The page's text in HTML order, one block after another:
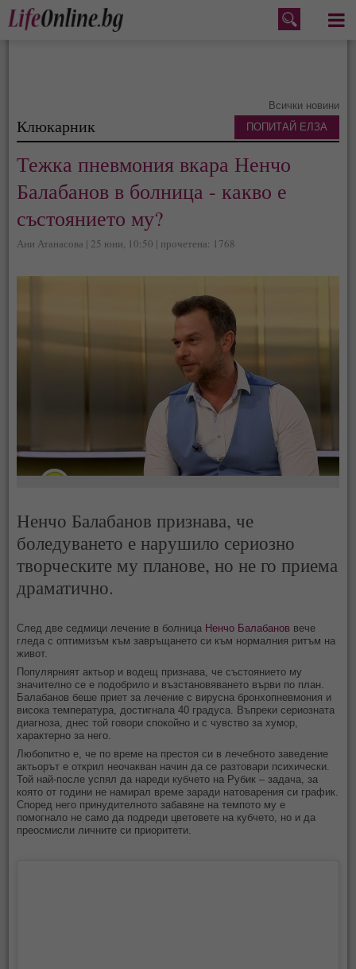
Меню
Всички новини
Клюкарник
Тежка пневмония вкара Ненчо
Балабанов в болница - какво е
състоянието му?
Ани Атанасова | 25 юни, 10:50 | прочетена: 1768
Ненчо Балабанов признава, че
боледуването е нарушило сериозно
творческите му планове, но не го приема
драматично.
След две седмици лечение в болница Ненчо Балабанов вече
гледа с оптимизъм към завръщането си към нормалния ритъм на
живот.
Популярният актьор и водещ признава, че състоянието му
значително се е подобрило и възстановяването върви по план.
Балабанов беше приет за лечение с вирусна бронхопневмония и
висока температура, достигнала 40 градуса. Въпреки сериозната
диагноза, днес той говори спокойно и с чувство за хумор,
характерно за него.
Любопитно е, че по време на престоя си в лечебното заведение
актьорът е открил неочакван начин да се разтовари психически.
Той най-после успял да нареди кубчето на Рубик – задача, за
която от години не намирал време заради натоварения си график.
Според него принудителното забавяне на темпото му е
помогнало не само да подреди цветовете на кубчето, но и да
преосмисли личните си приоритети.
ПОПИТАЙ ЕЛЗА